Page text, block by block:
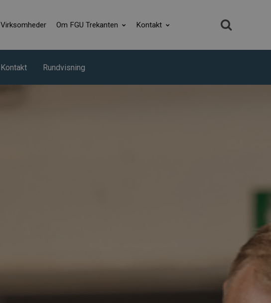
Virksomheder Om FGU Trekanten Kontakt
Kontakt Rundvisning